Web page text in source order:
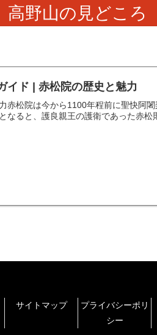
高野山の見どころ
イド | 赤松院の歴史と魅力
赤松院は今から1100年程前に聖快阿
なると、護良親王の護衛であった赤
サイトマップ
プライバシーポリ
シー